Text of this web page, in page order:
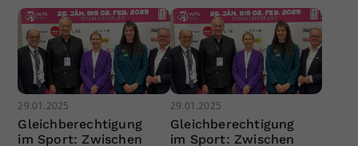
29.01.2025
Gleichberechtigung
im Sport: Zwischen
29.01.2025
Gleichberechtigung
im Sport: Zwischen